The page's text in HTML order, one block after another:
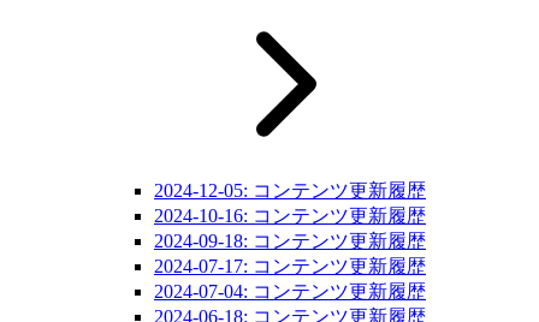
2024-12-05: コンテンツ更新履歴
2024-10-16: コンテンツ更新履歴
2024-09-18: コンテンツ更新履歴
2024-07-17: コンテンツ更新履歴
2024-07-04: コンテンツ更新履歴
2024-06-18: コンテンツ更新履歴